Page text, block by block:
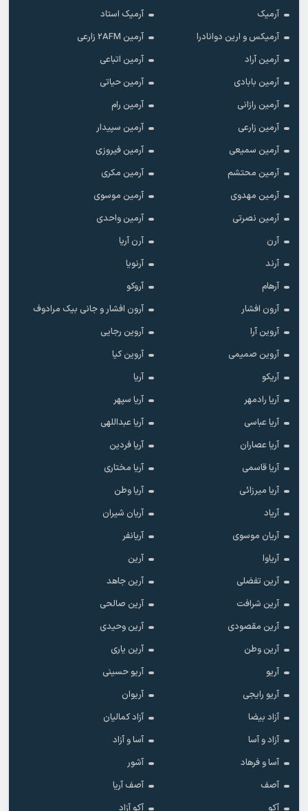
آرمیک
آرمیک استاد
آرمیکس و ارین دوانادرا
آرمین 2AFM زارعی
آرمین آراد
آرمین اتباعی
آرمین بابادی
آرمین حیاتی
آرمین رازانی
آرمین رام
آرمین زارعی
آرمین سپیدار
آرمین سمیعی
آرمین فیروزی
آرمین محتشم
آرمین مکری
آرمین مهدوی
آرمین موسوی
آرمین نصرتی
آرمین واحدی
آرن
آرن آریا
آرند
آرنویا
آرهام
آروکو
آرون افشار
آرون افشار و جانی بیک مرادوف
آروین آرا
آروین رجایی
آروین صمیمی
آروین کیا
آریکو
آریا
آریا رادمهر
آریا سپهر
آریا عباسی
آریا عبداللهی
آریا عصاران
آریا فردین
آریا قاسمی
آریا مختاری
آریا میرزائی
آریا وطن
آریاد
آریان شیران
آریان موسوی
آریانفر
آریاوا
آرین
آرین تفضلی
آرین جاهد
آرین شرافت
آرین صالحی
آرین مقصودی
آرین وحیدی
آرین وطن
آرین یاری
آریو
آریو حسینی
آریو رایجی
آریوان
آزاد بیضا
آزاد کمالیان
آزاد و آسا
آسا و آزاد
آسا و فرهاد
آشور
آصف
آصف آریا